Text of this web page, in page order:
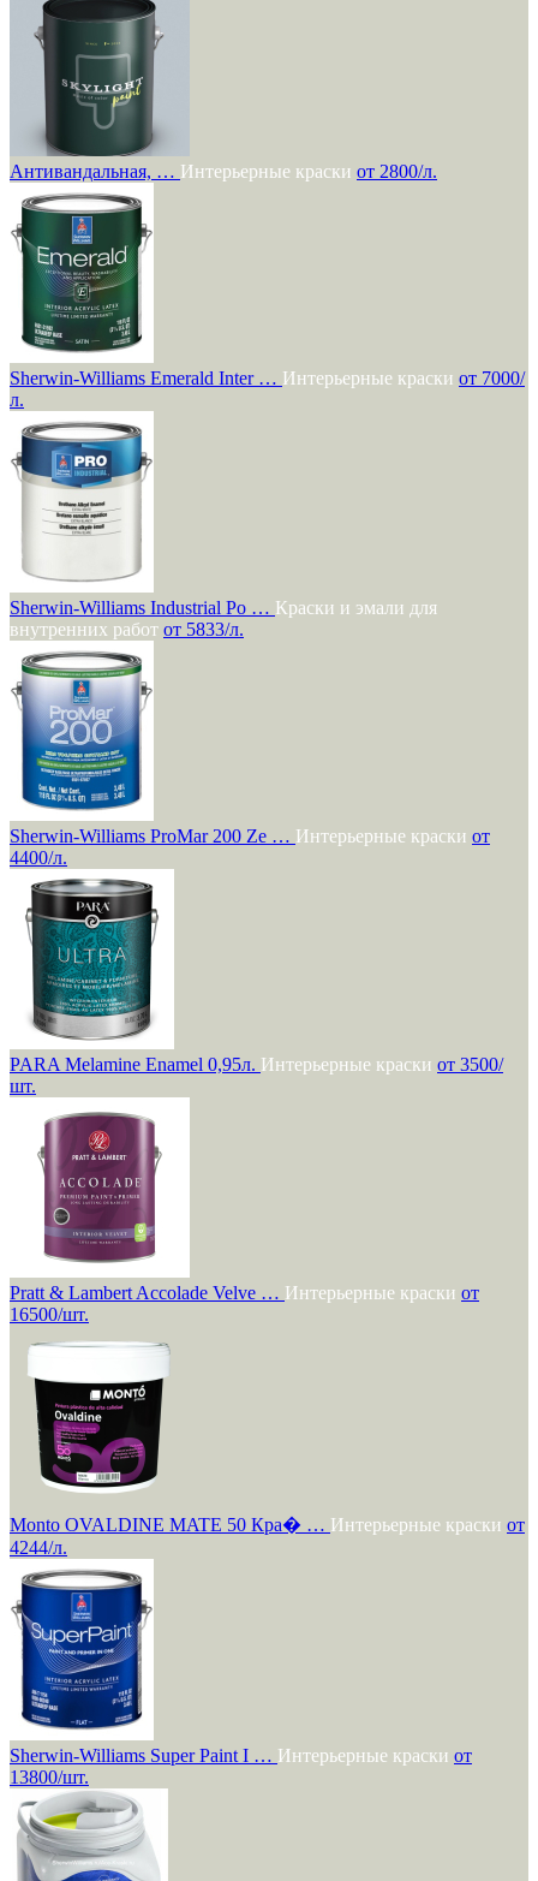
Антивандальная, … Интерьерные краски от 2800/л.
Sherwin-Williams Emerald Inter … Интерьерные краски от 7000/
л.
Sherwin-Williams Industrial Po … Краски и эмали для
внутренних работ от 5833/л.
Sherwin-Williams ProMar 200 Ze … Интерьерные краски от
4400/л.
PARA Melamine Enamel 0,95л. Интерьерные краски от 3500/
шт.
Pratt & Lambert Accolade Velve … Интерьерные краски от
16500/шт.
Monto OVALDINE MATE 50 Кра� … Интерьерные краски от
4244/л.
Sherwin-Williams Super Paint I … Интерьерные краски от
13800/шт.